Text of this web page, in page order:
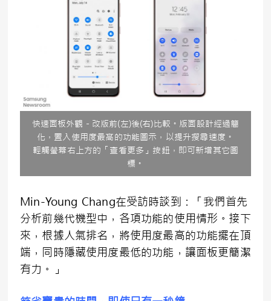
快速面板外觀－改版前(左)後(右)比較。版面設計經過簡
化，置入使用度最高的功能圖示，以提升搜尋速度。
輕觸螢幕右上方的「查看更多」按鈕，即可新增其它圖
標。
Min-Young Chang在受訪時談到：「我們首先
分析前幾代機型中，各項功能的使用情形。接下
來，根據人氣排名，將使用度最高的功能擺在頂
端，同時隱藏使用度最低的功能，讓面板更簡潔
有力。」